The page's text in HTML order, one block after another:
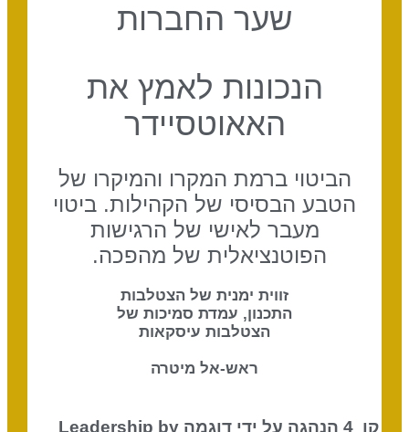
שער החברות
הנכונות לאמץ את
האאוטסיידר
הביטוי ברמת המקרו והמיקרו של
הטבע הבסיסי של הקהילות. ביטוי
מעבר לאישי של הרגישות
הפוטנציאלית של מהפכה.
זווית ימנית של הצטלבות
התכנון, עמדת סמיכות של
הצטלבות עיסקאות
ראש-אל מיטרה
קו 4
הנהגה על ידי דוגמה Leadership by